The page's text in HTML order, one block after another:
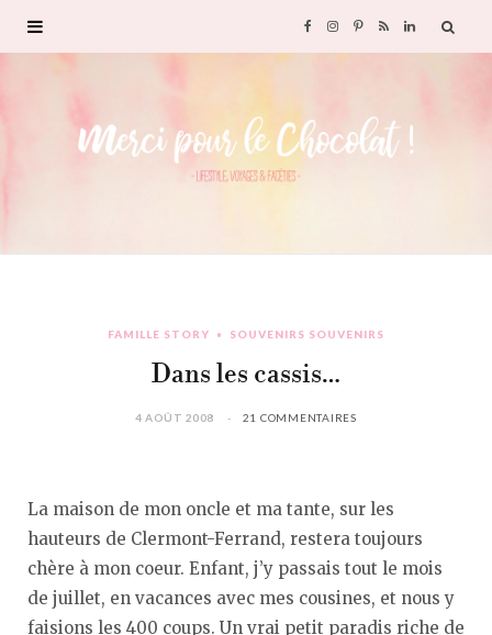
F
c
o
I
r
P
n
e
R
S
L
FAMILLE STORY SOUVENIRS SOUVENIRS
Dans les cassis…
4 AOÛT 2008 21 COMMENTAIRES
La maison de mon oncle et ma tante, sur les
hauteurs de Clermont-Ferrand, restera toujours
chère à mon coeur. Enfant, j’y passais tout le mois
de juillet, en vacances avec mes cousines, et nous y
faisions les 400 coups. Un vrai petit paradis riche de